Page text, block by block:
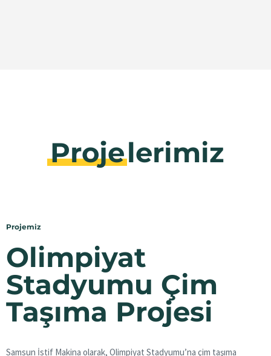
Projelerimiz
Projemiz
Olimpiyat
Stadyumu Çim
Taşıma Projesi
Samsun İstif Makina olarak, Olimpiyat Stadyumu’na çim taşıma